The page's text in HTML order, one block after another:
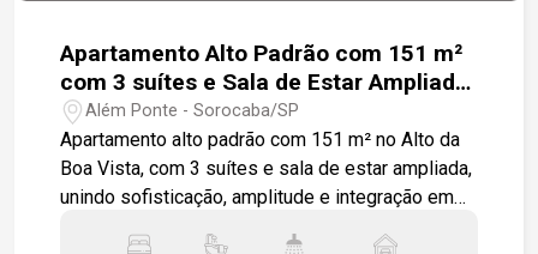
Apartamento Alto Padrão com 151 m²
com 3 suítes e Sala de Estar Ampliada,
no Alto da Boa Vista!
Além Ponte - Sorocaba/SP
Apartamento alto padrão com 151 m² no Alto da
Boa Vista, com 3 suítes e sala de estar ampliada,
unindo sofisticação, amplitude e integração em